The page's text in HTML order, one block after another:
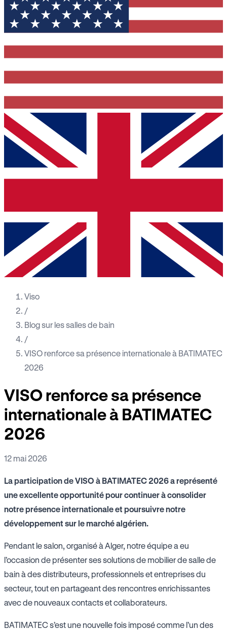
Viso
/
Blog sur les salles de bain
/
VISO renforce sa présence internationale à BATIMATEC
2026
VISO renforce sa présence
internationale à BATIMATEC
2026
12 mai 2026
La participation de VISO à BATIMATEC 2026 a représenté
une excellente opportunité pour continuer à consolider
notre présence internationale et poursuivre notre
développement sur le marché algérien.
Pendant le salon, organisé à Alger, notre équipe a eu
l’occasion de présenter ses solutions de mobilier de salle de
bain à des distributeurs, professionnels et entreprises du
secteur, tout en partageant des rencontres enrichissantes
avec de nouveaux contacts et collaborateurs.
BATIMATEC s’est une nouvelle fois imposé comme l’un des